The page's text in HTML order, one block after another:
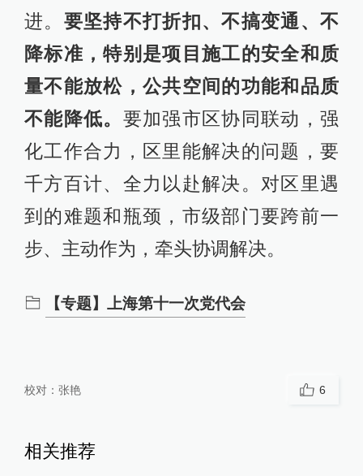
进。 要坚持不打折扣、不搞变通、不
降标准，特别是项目施工的安全和质
量不能放松，公共空间的功能和品质
不能降低。 要加强市区协同联动，强
化工作合力，区里能解决的问题，要
千方百计、全力以赴解决。对区里遇
到的难题和瓶颈，市级部门要跨前一
步、主动作为，牵头协调解决。
【专题】上海第十一次党代会
校对： 张艳 6
相关推荐